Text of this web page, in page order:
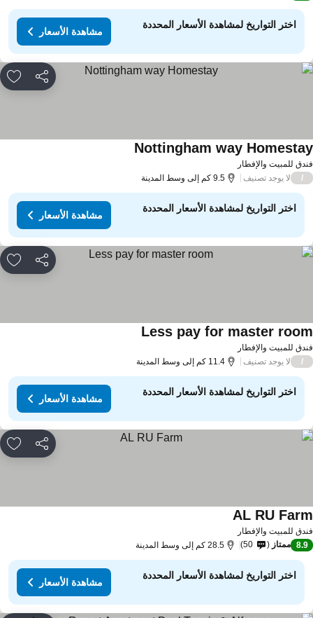
اختر التواريخ لمشاهدة الأسعار المحددة
مشاهدة الأسعار
مشاركة
للمبيت والإفطار
Nottingham way
لا يوجد تصنيف 9.5 كم إلى وسط المدينة
اختر التواريخ لمشاهدة الأسعار المحددة
مشاهدة الأسعار
مشاركة
للمبيت والإفطار
Less pay for master
لا يوجد تصنيف 11.4 كم إلى وسط المدينة
اختر التواريخ لمشاهدة الأسعار المحددة
مشاهدة الأسعار
مشاركة
للمبيت والإفطار
AL RU
8.9 ممتاز 50 28.5 كم إلى وسط المدينة
اختر التواريخ لمشاهدة الأسعار المحددة
مشاهدة الأسعار